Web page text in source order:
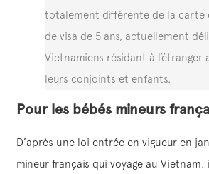
totalement différente de la carte
de visa de 5 ans, actuellement
Vietnamiens résidant à l’étranger
leurs conjoints et enfants.
Pour les bébés mineurs
D’après une loi entrée en vigueur en
mineur français qui voyage au